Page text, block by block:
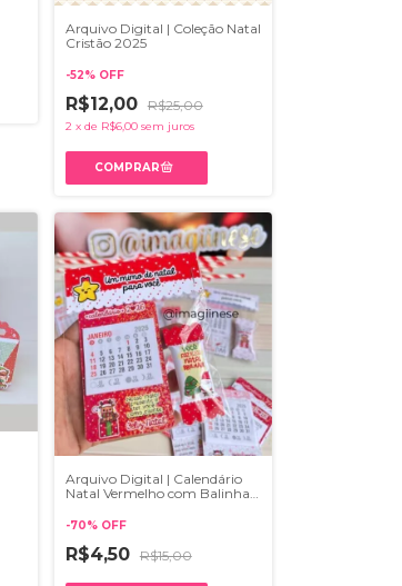
Arquivo Digital | Coleção Natal
Cristão 2025
-52% OFF
R$12,00 R$25,00
2 x de R$6,00 sem juros
Arquivo Digital | Calendário
Natal Vermelho com Balinha e
-70% OFF
R$4,50 R$15,00